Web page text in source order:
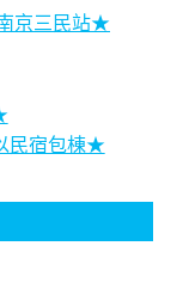
京三民站★
民宿包棟★